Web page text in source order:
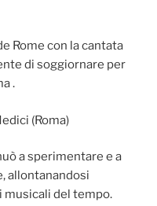
Rome con la cantata
di soggiornare per
.
(Roma)
a sperimentare e a
allontanandosi
musicali del tempo.